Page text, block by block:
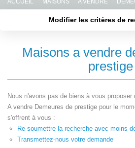
GERER
NOTRE
CONTACT
ACCUEIL MAISONS A VENDRE
Modifier les critères de
Type de bien
Créer une alerte
Maisons a vendre
prestige
Nous n'avons pas de biens à vous
A vendre Demeures de prestige pour le
s'offrent à vous :
Re-soumettre la recherche avec moins
Transmettez-nous votre demande